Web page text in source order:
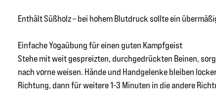
Enthält Süßholz – bei hohem Blutdruck sollte ein
Einfache Yogaübung für einen guten Kampfgeist
Stehe mit weit gespreizten, durchgedrückten Beinen,
nach vorne weisen. Hände und Handgelenke bleiben
Richtung, dann für weitere 1-3 Minuten in die andere